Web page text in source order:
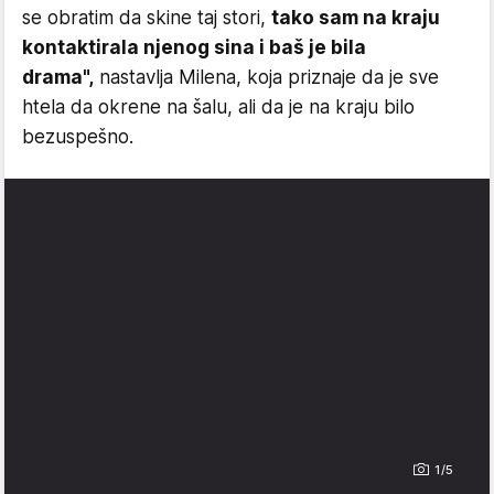
se obratim da skine taj stori, tako sam na kraju
kontaktirala njenog sina i baš je bila
drama", nastavlja Milena, koja priznaje da je sve
htela da okrene na šalu, ali da je na kraju bilo
bezuspešno.
1/5